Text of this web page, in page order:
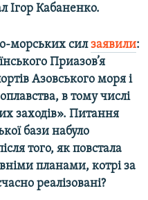
Ігор Кабаненко.
морських силзаявили:
Приазов’я
Азовського моря і
в тому числі
заходів». Питання
бази набуло
того, як повстала
планами, котрі за
реалізовані?